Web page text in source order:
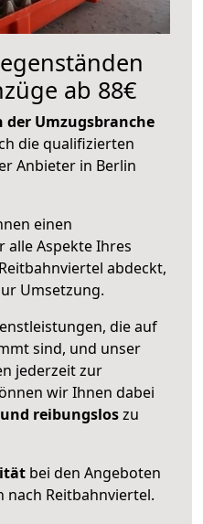
ab 88€
der Umzugsbranche
die qualifizierten
Anbieter in Berlin
einen
alle Aspekte Ihres
abdeckt,
Umsetzung.
die auf
sind, und unser
jederzeit zur
wir Ihnen dabei
reibungsloszu
bei den Angeboten
nach Reitbahnviertel.